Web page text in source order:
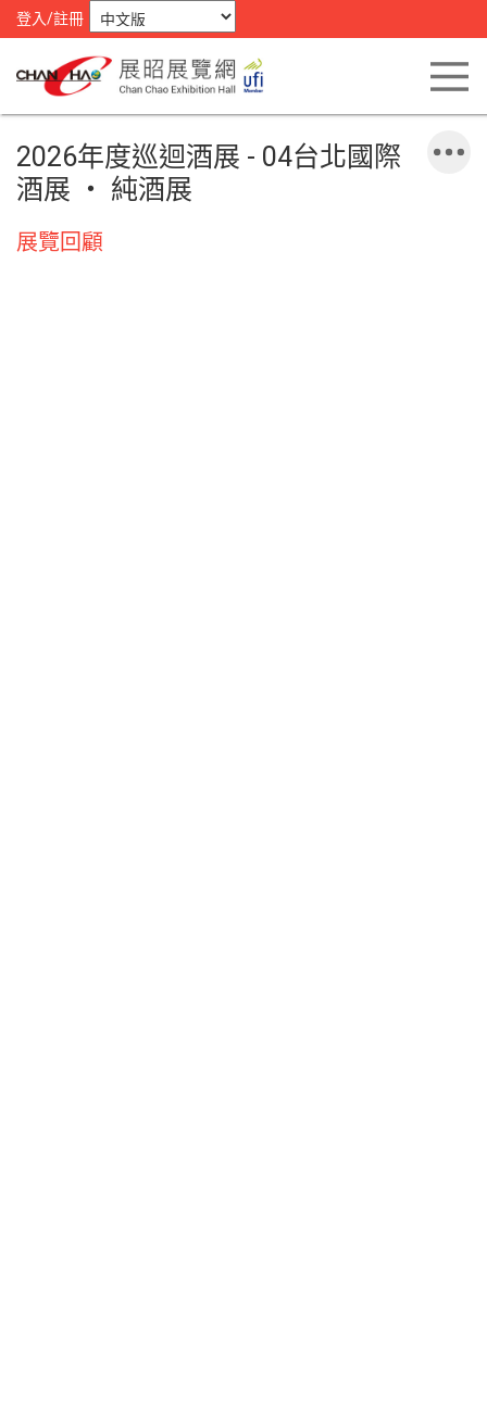
登入/註冊
2026年度巡迴酒展 - 04台北國際
酒展 ‧ 純酒展
展覽回顧